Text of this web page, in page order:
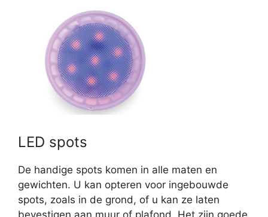
LED spots
De handige spots komen in alle maten en
gewichten. U kan opteren voor ingebouwde
spots, zoals in de grond, of u kan ze laten